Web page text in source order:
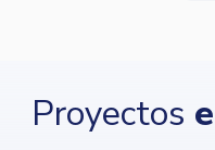
Proyectos